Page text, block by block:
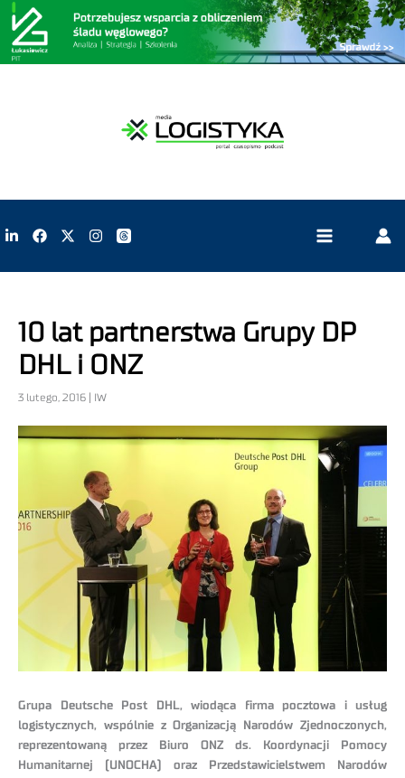
10 lat partnerstwa Grupy DP
DHL i ONZ
3 lutego, 2016 | IW
Grupa Deutsche Post DHL, wiodąca firma pocztowa i usług
logistycznych, wspólnie z Organizacją Narodów Zjednoczonych,
reprezentowaną przez Biuro ONZ ds. Koordynacji Pomocy
Humanitarnej (UNOCHA) oraz Przedstawicielstwem Narodów